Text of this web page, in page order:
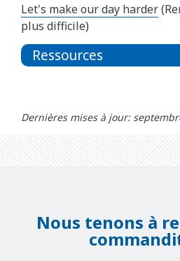
Let's make our day harder
plus difficile)
Ressources
Dernières mises à jour:
Nous tenons à